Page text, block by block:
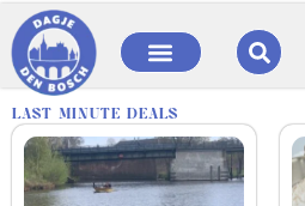
LAST MINUTE DEALS